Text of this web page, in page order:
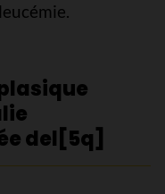
del[5q]